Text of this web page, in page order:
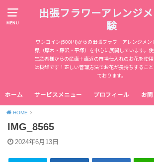
MENU
出張フラワーアレンジ
験
ワンコイン(500円)からの出張フラワーアレンジメン
県（厚木・藤沢・平塚）を中心に展開しています。
生産者様からの産直＋直近の市場仕入れのお花を使
は抜群です！正しい管理方法でお花が長持ちするこ
ております。
ホーム サービスメニュー プロフィール お
HOME
IMG_8565
2024年6月13日